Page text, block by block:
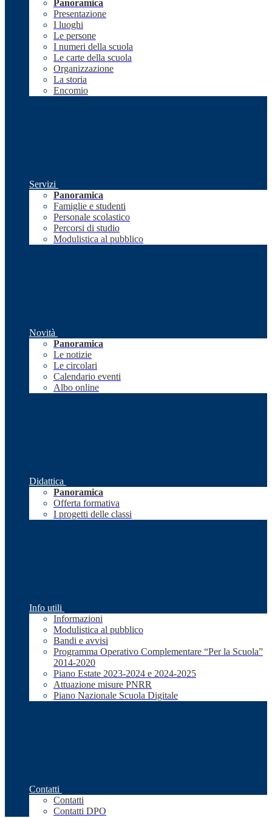
Panoramica
Presentazione
I luoghi
Le persone
I numeri della scuola
Le carte della scuola
Organizzazione
La storia
Encomio
Servizi
Panoramica
Famiglie e studenti
Personale scolastico
Percorsi di studio
Modulistica al pubblico
Novità
Panoramica
Le notizie
Le circolari
Calendario eventi
Albo online
Didattica
Panoramica
Offerta formativa
I progetti delle classi
Info utili
Informazioni
Modulistica al pubblico
Bandi e avvisi
Programma Operativo Complementare “Per la Scuola”
2014-2020
Piano Estate 2023-2024 e 2024-2025
Attuazione misure PNRR
Piano Nazionale Scuola Digitale
Contatti
Contatti
Contatti DPO